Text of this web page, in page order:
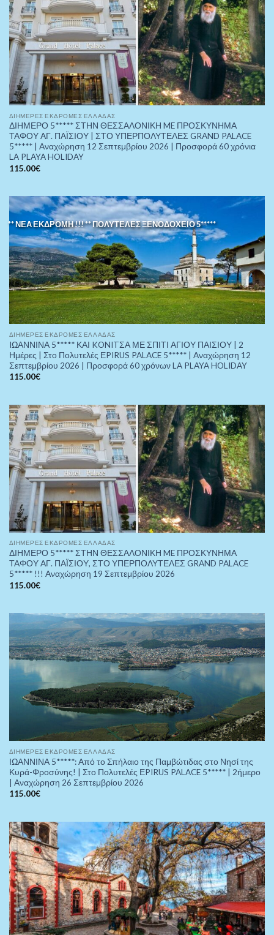
ΔΙΉΜΕΡΕΣ ΕΚΔΡΟΜΈΣ ΕΛΛΆΔΑΣ
ΔΙΗΜΕΡΟ 5***** ΣΤΗΝ ΘΕΣΣΑΛΟΝΙΚΗ ME ΠΡΟΣΚΥΝΗΜΑ
ΤΑΦΟΥ ΑΓ. ΠΑΪΣΙΟΥ | ΣΤΟ ΥΠΕΡΠΟΛΥΤΕΛΕΣ GRAND PALACE
5***** | Αναχώρηση 12 Σεπτεμβρίου 2026 | Προσφορά 60 χρόνια
LA PLAYA HOLIDAY
115.00€
** ΝΕΑ ΕΚΔΡΟΜΗ !!! ** ΠΟΛΥΤΕΛΕΣ ΞΕΝΟΔΟΧΕΙΟ 5*****
ΔΙΉΜΕΡΕΣ ΕΚΔΡΟΜΈΣ ΕΛΛΆΔΑΣ
IΩΑΝΝΙΝΑ 5***** ΚΑΙ KONITΣΑ ΜΕ ΣΠΙΤΙ ΑΓΙΟΥ ΠΑΙΣΙΟΥ | 2
Ημέρες | Στο Πολυτελές ΕPIRUS PALACE 5***** | Αναχώρηση 12
Σεπτεμβρίου 2026 | Προσφορά 60 χρόνων LA PLAYA HOLIDAY
115.00€
ΔΙΉΜΕΡΕΣ ΕΚΔΡΟΜΈΣ ΕΛΛΆΔΑΣ
ΔΙΗΜΕΡΟ 5***** ΣΤΗΝ ΘΕΣΣΑΛΟΝΙΚΗ ME ΠΡΟΣΚΥΝΗΜΑ
ΤΑΦΟΥ ΑΓ. ΠΑΪΣΙΟΥ, ΣΤΟ ΥΠΕΡΠΟΛΥΤΕΛΕΣ GRAND PALACE
5***** !!! Αναχώρηση 19 Σεπτεμβρίου 2026
115.00€
ΔΙΉΜΕΡΕΣ ΕΚΔΡΟΜΈΣ ΕΛΛΆΔΑΣ
ΙΩΑΝΝΙΝΑ 5*****: Από το Σπήλαιο της Παμβώτιδας στο Νησί της
Κυρά-Φροσύνης! | Στο Πολυτελές ΕPIRUS PALACE 5***** | 2ήμερο
| Αναχώρηση 26 Σεπτεμβρίου 2026
115.00€